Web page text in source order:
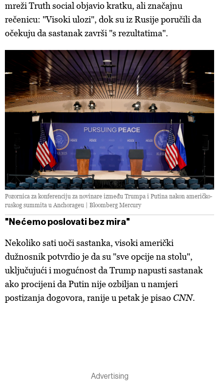
mreži Truth social objavio kratku, ali značajnu
rečenicu: "Visoki ulozi", dok su iz Rusije poručili da
očekuju da sastanak završi "s rezultatima".
Pozornica za konferenciju za novinare između Trumpa i Putina nakon američko-
ruskog summita u Anchorageu | Bloomberg Mercury
"Nećemo poslovati bez mira"
Nekoliko sati uoči sastanka, visoki američki
dužnosnik potvrdio je da su "sve opcije na stolu",
uključujući i mogućnost da Trump napusti sastanak
ako procijeni da Putin nije ozbiljan u namjeri
postizanja dogovora, ranije u petak je pisao CNN.